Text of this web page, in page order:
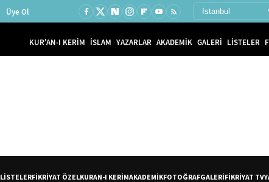
Üye Ol
KUR'AN-I KERİM İSLAM YAZARLAR AKADEMİK GALERİ LİSTELER
LİSTELERFİKRİYAT ÖZELKURAN-I KERİMAKADEMİKFOTOĞRAFGALERİFİKRİYAT TV